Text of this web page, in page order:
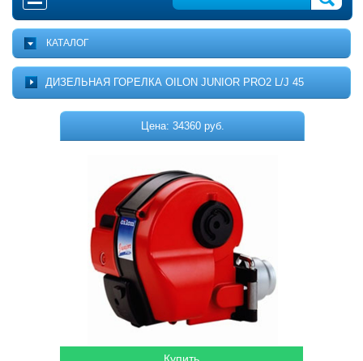
ГЛАВНАЯ
О ПРОЕКТЕ
ДОСТАВКА
КОНТАКТЫ
КАТАЛОГ
Комплектующие для котельных
Гидромассажные бассейны
Кондиционеры
Локальная канализация
ДИЗЕЛЬНАЯ ГОРЕЛКА OILON JUNIOR PRO2 L/J 45
Цена: 34360 руб.